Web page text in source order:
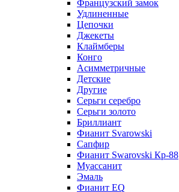
Французский замок
Удлиненные
Цепочки
Джекеты
Клаймберы
Конго
Асимметричные
Детские
Другие
Серьги серебро
Серьги золото
Бриллиант
Фианит Svarowski
Сапфир
Фианит Swarovski Кр-88
Муассанит
Эмаль
Фианит EQ